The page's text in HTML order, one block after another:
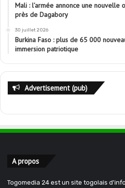
Mali : l’armée annonce une nouvelle
près de Dagabory
30 juillet 2026
Burkina Faso : plus de 65 000
immersion patriotique
Advertisement (pub)
A propos
Togomedia 24 est un site togolais